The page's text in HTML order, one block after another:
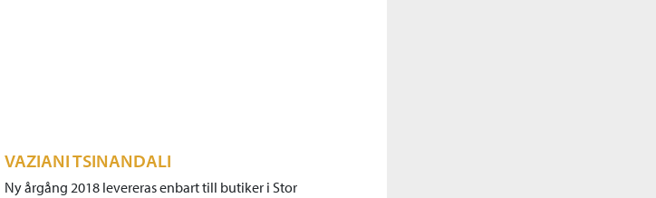
VAZIANI TSINANDALI
Ny årgång 2018 levereras enbart till butiker i Stor